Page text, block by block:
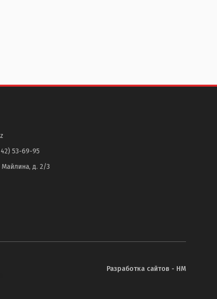
53-69-95
Майлина, д. 2/3
Разработка сайтов - НМ